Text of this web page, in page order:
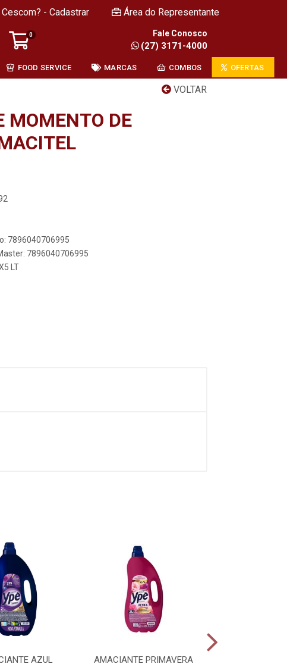
- Cadastrar Área do Representante
0 Fale Conosco
(27) 3171-4000
FOOD SERVICE MARCAS COMBOS OFERTAS
VOLTAR
MOMENTO DE
7896040706995
7896040706995
LT
AZUL
AMACIANTE PRIMAVERA